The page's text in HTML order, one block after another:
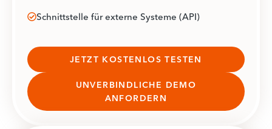
Schnittstelle für externe Systeme (API)
JETZT KOSTENLOS TESTEN
UNVERBINDLICHE DEMO
ANFORDERN